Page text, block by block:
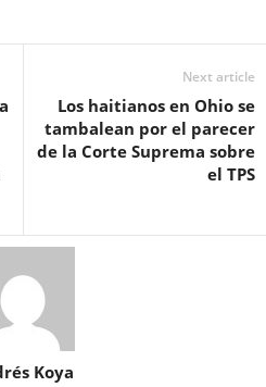
Next article
Los haitianos en Ohio se
tambalean por el parecer
de la Corte Suprema sobre
el TPS
Koya